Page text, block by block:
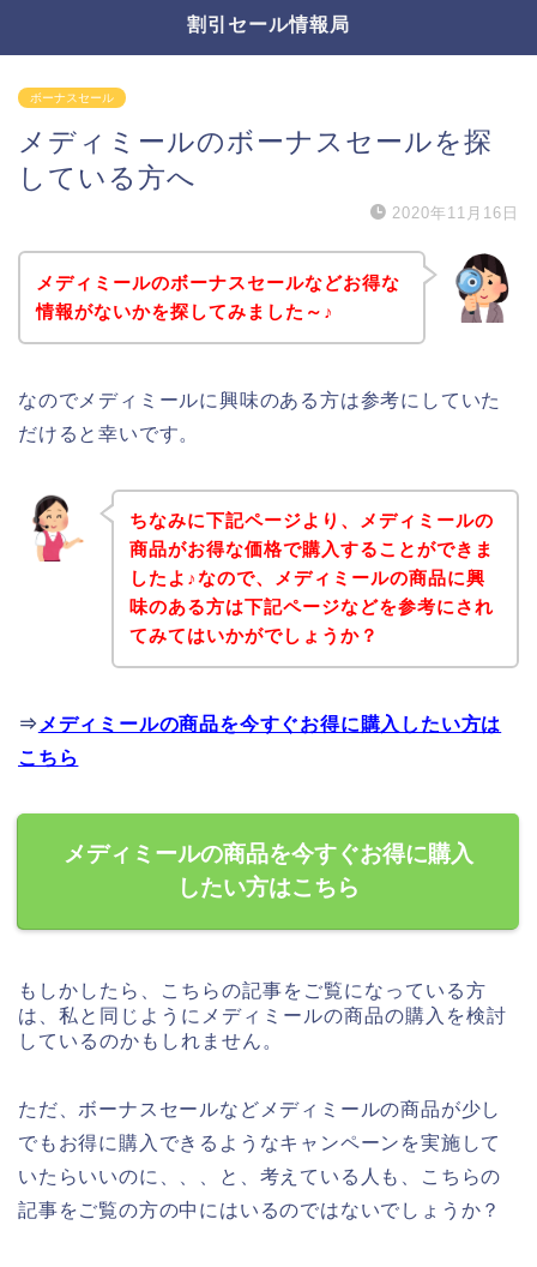
割引セール情報局
ボーナスセール
メディミールのボーナスセールを探
している方へ
2020年11月16日
メディミールのボーナスセールなどお得な
情報がないかを探してみました～♪
なのでメディミールに興味のある方は参考にしていた
だけると幸いです。
ちなみに下記ページより、メディミールの
商品がお得な価格で購入することができま
したよ♪なので、メディミールの商品に興
味のある方は下記ページなどを参考にされ
てみてはいかがでしょうか？
⇒ メディミールの商品を今すぐお得に購入したい方は
こちら
メディミールの商品を今すぐお得に購入
したい方はこちら
もしかしたら、こちらの記事をご覧になっている方
は、私と同じようにメディミールの商品の購入を検討
しているのかもしれません。
ただ、ボーナスセールなどメディミールの商品が少し
でもお得に購入できるようなキャンペーンを実施して
いたらいいのに、、、と、考えている人も、こちらの
記事をご覧の方の中にはいるのではないでしょうか？